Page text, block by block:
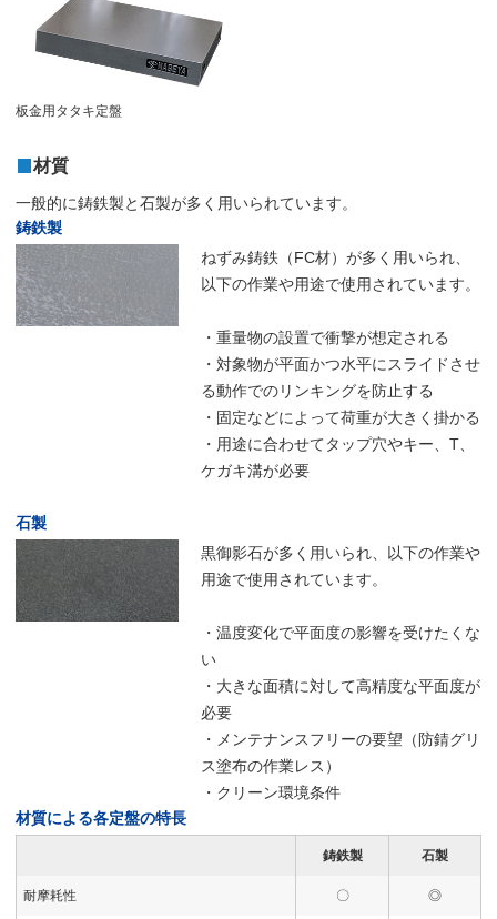
板金用タタキ定盤
材質
一般的に鋳鉄製と石製が多く用いられています。
鋳鉄製
ねずみ鋳鉄（FC材）が多く用いられ、
以下の作業や用途で使用されています。
・重量物の設置で衝撃が想定される
・対象物が平面かつ水平にスライドさせ
る動作でのリンキングを防止する
・固定などによって荷重が大きく掛かる
・用途に合わせてタップ穴やキー、T、
ケガキ溝が必要
石製
黒御影石が多く用いられ、以下の作業や
用途で使用されています。
・温度変化で平面度の影響を受けたくな
い
・大きな面積に対して高精度な平面度が
必要
・メンテナンスフリーの要望（防錆グリ
ス塗布の作業レス）
・クリーン環境条件
材質による各定盤の特長
鋳鉄製 石製
耐摩耗性 〇 ◎